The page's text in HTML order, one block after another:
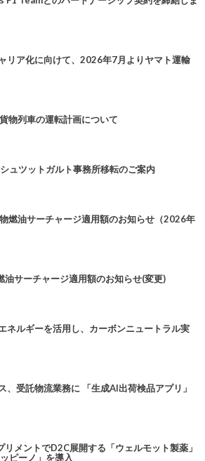
リア化に向けて、2026年7月よりヤマト運輸
物列車の運転計画について
ュツットガルト事務所移転のご案内
燃油サーチャージ適用額のお知らせ（2026年
サーチャージ適用額のお知らせ(変更)
ネルギーを活用し、カーボンニュートラル実
、受託物流業務に 「生成AI出荷検品アプリ」
リメントでD2C展開する「ウェルモット製薬」
ピーノ」を導入